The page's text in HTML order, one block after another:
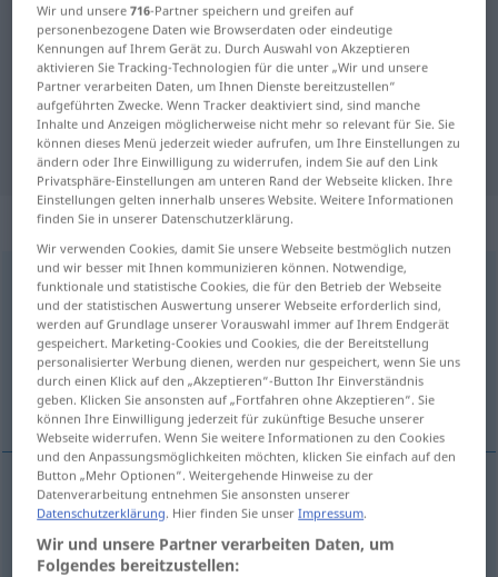
Deutsch-Französisch Übersetzung
für "Umbruch"
"Umbruch" Französisch
Übersetzung
„Umbruch“: Maskulinum
Umbruchm
Übersicht aller Übersetzungen
(Für mehr Details die Übersetzung anklicken/antippen)
bouleversement mise en pages
bouleversementm Umbruch (≈ Umwälzung)
Wir und unsere716-Partner speichern und greifen auf
personenbezogene Daten wie Browserdaten oder eindeutige
Kennungen auf Ihrem Gerät zu. Durch Auswahl von Akzeptieren
aktivieren Sie Tracking-Technologien für die unter „Wir und unsere
Partner verarbeiten Daten, um Ihnen Dienste bereitzustellen“
aufgeführten Zwecke. Wenn Tracker deaktiviert sind, sind manche
Inhalte und Anzeigen möglicherweise nicht mehr so relevant für Sie. Sie
können dieses Menü jederzeit wieder aufrufen, um Ihre Einstellungen zu
ändern oder Ihre Einwilligung zu widerrufen, indem Sie auf den Link
Privatsphäre-Einstellungen am unteren Rand der Webseite klicken. Ihre
Einstellungen gelten innerhalb unseres Website. Weitere Informationen
finden Sie in unserer Datenschutzerklärung.
Wir verwenden Cookies, damit Sie unsere Webseite bestmöglich nutzen
und wir besser mit Ihnen kommunizieren können. Notwendige,
funktionale und statistische Cookies, die für den Betrieb der Webseite
und der statistischen Auswertung unserer Webseite erforderlich sind,
werden auf Grundlage unserer Vorauswahl immer auf Ihrem Endgerät
gespeichert. Marketing-Cookies und Cookies, die der Bereitstellung
personalisierter Werbung dienen, werden nur gespeichert, wenn Sie uns
durch einen Klick auf den „Akzeptieren“-Button Ihr Einverständnis
geben. Klicken Sie ansonsten auf „Fortfahren ohne Akzeptieren“. Sie
können Ihre Einwilligung jederzeit für zukünftige Besuche unserer
Webseite widerrufen. Wenn Sie weitere Informationen zu den Cookies
und den Anpassungsmöglichkeiten möchten, klicken Sie einfach auf den
Button „Mehr Optionen“. Weitergehende Hinweise zu der
Datenverarbeitung entnehmen Sie ansonsten unserer
Datenschutzerklärung. Hier finden Sie unserImpressum.
Wir und unsere Partner verarbeiten Daten, um
Folgendes bereitzustellen: